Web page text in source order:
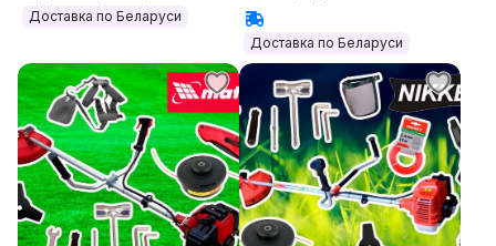
Гродненская область
Доставка по Беларуси
Доставка по Беларуси